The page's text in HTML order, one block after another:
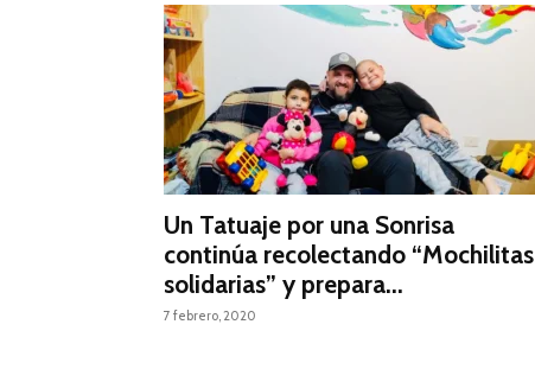
Un Tatuaje por una Sonrisa
continúa recolectando “Mochilitas
solidarias” y prepara...
7 febrero, 2020